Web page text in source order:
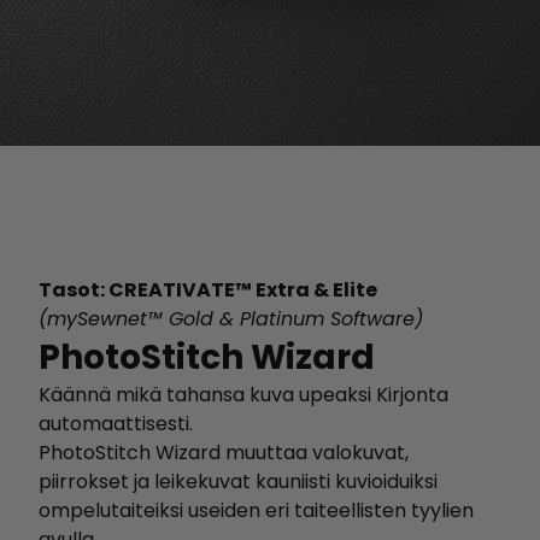
Tasot: CREATIVATE™ Extra & Elite
(mySewnet™ Gold & Platinum Software)
PhotoStitch Wizard
Käännä mikä tahansa kuva upeaksi Kirjonta
automaattisesti.
PhotoStitch Wizard muuttaa valokuvat,
piirrokset ja leikekuvat kauniisti kuvioiduiksi
ompelutaiteiksi useiden eri taiteellisten tyylien